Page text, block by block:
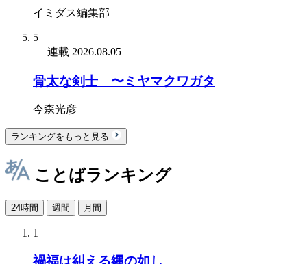
イミダス編集部
5
連載 2026.08.05
骨太な剣士 〜ミヤマクワガタ
今森光彦
ランキングをもっと見る
ことばランキング
24時間 週間 月間
1
禍福は糾える縄の如し